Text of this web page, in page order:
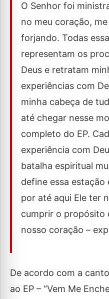
O Senhor foi
no meu coração,
forjando. Todas
representam os
Deus e retratam
experiências com
minha cabeça de
até chegar nesse
completo do EP.
experiência com
batalha espiritual
define essa
por até aqui Ele ter
cumprir o propósito
nosso coração –
De acordo com a
ao EP – “Vem Me